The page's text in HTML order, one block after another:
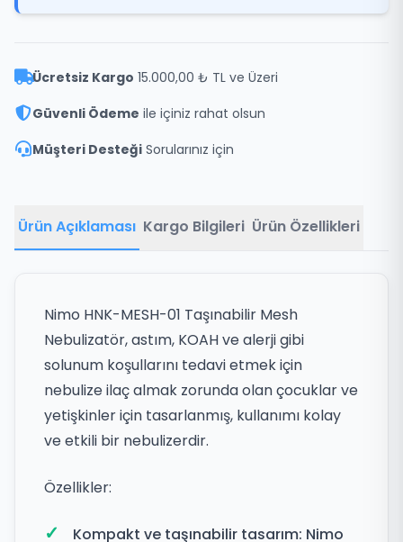
Ücretsiz Kargo 15.000,00 ₺ TL ve Üzeri
Güvenli Ödeme ile içiniz rahat olsun
Müşteri Desteği Sorularınız için
Ürün Açıklaması Kargo Bilgileri Ürün Özellikleri
Nimo HNK-MESH-01 Taşınabilir Mesh
Nebulizatör, astım, KOAH ve alerji gibi
solunum koşullarını tedavi etmek için
nebulize ilaç almak zorunda olan çocuklar ve
yetişkinler için tasarlanmış, kullanımı kolay
ve etkili bir nebulizerdir.
Özellikler:
Kompakt ve taşınabilir tasarım: Nimo